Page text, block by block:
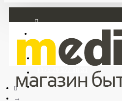
Регистрация
+375 33 673 17 31 (МТС)